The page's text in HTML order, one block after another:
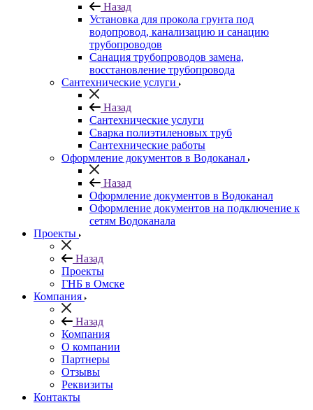
Назад
Установка для прокола грунта под
водопровод, канализацию и санацию
трубопроводов
Санация трубопроводов замена,
восстановление трубопровода
Сантехнические услуги
Назад
Сантехнические услуги
Сварка полиэтиленовых труб
Сантехнические работы
Оформление документов в Водоканал
Назад
Оформление документов в Водоканал
Оформление документов на подключение к
сетям Водоканала
Проекты
Назад
Проекты
ГНБ в Омске
Компания
Назад
Компания
О компании
Партнеры
Отзывы
Реквизиты
Контакты